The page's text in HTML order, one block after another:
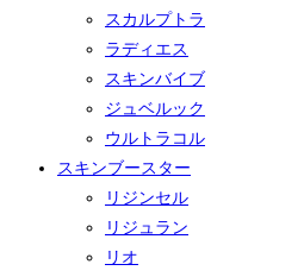
スカルプトラ
ラディエス
スキンバイブ
ジュベルック
ウルトラコル
スキンブースター
リジンセル
リジュラン
リオ